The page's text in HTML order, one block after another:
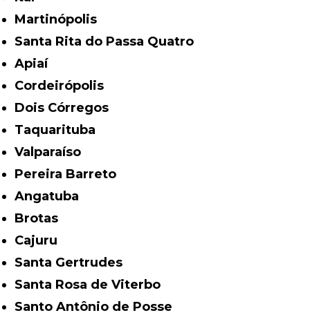
Martinópolis
Santa Rita do Passa Quatro
Apiaí
Cordeirópolis
Dois Córregos
Taquarituba
Valparaíso
Pereira Barreto
Angatuba
Brotas
Cajuru
Santa Gertrudes
Santa Rosa de Viterbo
Santo Antônio de Posse